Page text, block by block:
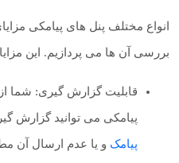
انواع مختلف پنل های پیامکی
بررسی آن ها می پردازیم. این مزایا
قابلیت گزارش گیری: شما
پیامکی می توانید گزارش
پیامک و یا عدم ارسال آن